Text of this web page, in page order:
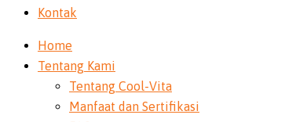
Kontak
Home
Tentang Kami
Tentang Cool-Vita
Manfaat dan Sertifikasi